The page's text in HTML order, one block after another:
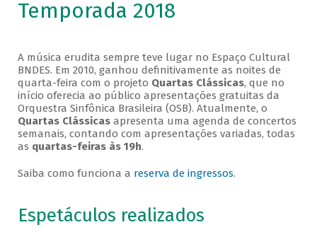
Temporada 2018
A música erudita sempre teve lugar no Espaço Cultural
BNDES. Em 2010, ganhou definitivamente as noites de
quarta-feira com o projeto Quartas Clássicas, que no
início oferecia ao público apresentações gratuitas da
Orquestra Sinfônica Brasileira (OSB). Atualmente, o
Quartas Clássicasapresenta uma agenda de concertos
semanais, contando com apresentações variadas, todas
as quartas-feiras às 19h.
Saiba como funciona a reserva de ingressos.
Espetáculos realizados